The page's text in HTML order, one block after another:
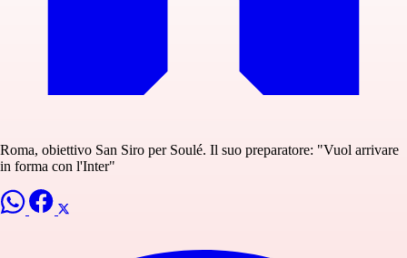
Roma, obiettivo San Siro per Soulé. Il suo preparatore: "Vuol arrivare
in forma con l'Inter"